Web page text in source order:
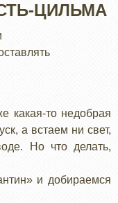
ЦИЛЬМА
какая-то недобрая
а встаем ни свет,
Но что делать,
и добираемся